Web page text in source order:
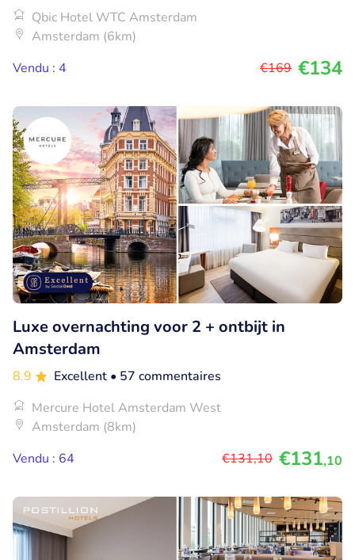
Qbic Hotel WTC Amsterdam
Amsterdam (6km)
Vendu : 4
€169 €134
Luxe overnachting voor 2 + ontbijt in
Amsterdam
8.9 Excellent • 57 commentaires
Mercure Hotel Amsterdam West
Amsterdam (8km)
Vendu : 64
€131,10 €131,10